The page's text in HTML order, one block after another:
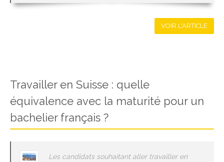
VOIR L'ARTICLE
Travailler en Suisse : quelle
équivalence avec la maturité pour un
bachelier français ?
Les candidats souhaitant aller travailler en